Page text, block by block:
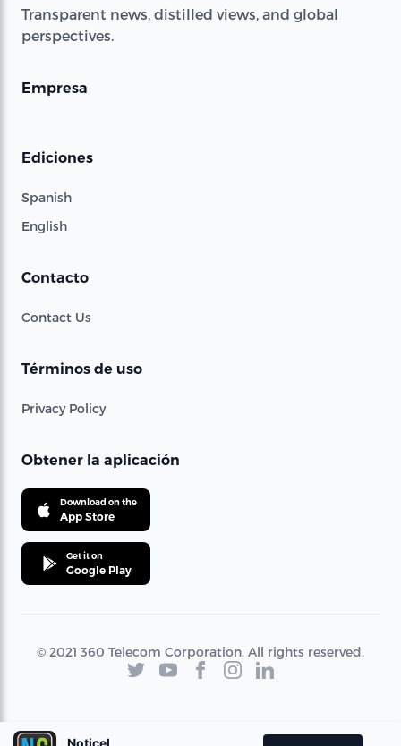
Transparent news, distilled views, and global
perspectives.
Empresa
Ediciones
Spanish
English
Contacto
Contact Us
Términos de uso
Privacy Policy
Obtener la aplicación
Download on the
App Store
Get it on
Google Play
© 2021 360 Telecom Corporation. All rights reserved.
Noticel